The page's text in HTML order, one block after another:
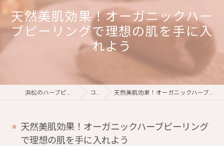
天然美肌効果！オーガニックハー
ブピーリングで理想の肌を手に入
れよう
浜松のハーブピーリングならViMORE コラム 天然美肌効果！オーガニックハーブピーリングで理想の肌を手に入れよう
天然美肌効果！オーガニックハーブピーリング
で理想の肌を手に入れよう